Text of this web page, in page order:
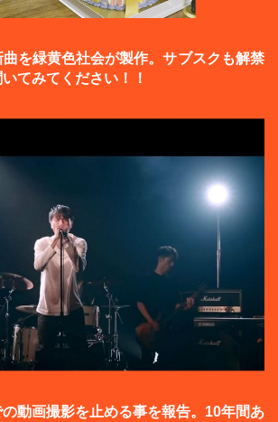
を緑黄色社会が製作。サブスクも解禁
てみてください！！
動画撮影を止める事を報告。10年間あ